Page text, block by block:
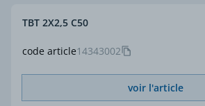
code article14343002
TBT 2X2,5 C50
voir l'article